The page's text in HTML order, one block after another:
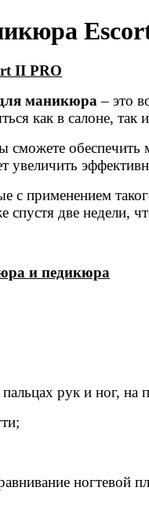
II PRO
маникюра– это
как в салоне,
сможете обеспечить
увеличить
с применением
спустя две
и педикюра
рук и ног, на
ногтевой